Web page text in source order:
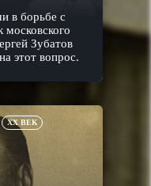
в борьбе с
московского
Зубатов
этот вопрос.
XX ВЕК